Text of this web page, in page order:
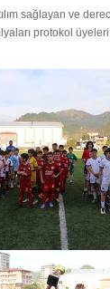
sağlayan ve
protokol